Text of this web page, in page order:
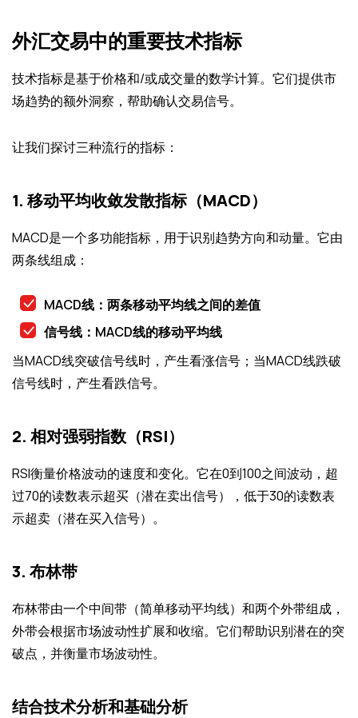
外汇交易中的重要技术指标
技术指标是基于价格和/或成交量的数学计算。它们提供市
场趋势的额外洞察，帮助确认交易信号。
让我们探讨三种流行的指标：
1. 移动平均收敛发散指标（MACD）
MACD是一个多功能指标，用于识别趋势方向和动量。它由
两条线组成：
MACD线：两条移动平均线之间的差值
信号线：MACD线的移动平均线
当MACD线突破信号线时，产生看涨信号；当MACD线跌破
信号线时，产生看跌信号。
2. 相对强弱指数（RSI）
RSI衡量价格波动的速度和变化。它在0到100之间波动，超
过70的读数表示超买（潜在卖出信号），低于30的读数表
示超卖（潜在买入信号）。
3. 布林带
布林带由一个中间带（简单移动平均线）和两个外带组成，
外带会根据市场波动性扩展和收缩。它们帮助识别潜在的突
破点，并衡量市场波动性。
结合技术分析和基础分析